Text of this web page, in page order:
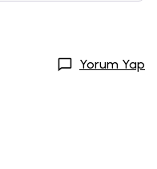
Yorum Yap